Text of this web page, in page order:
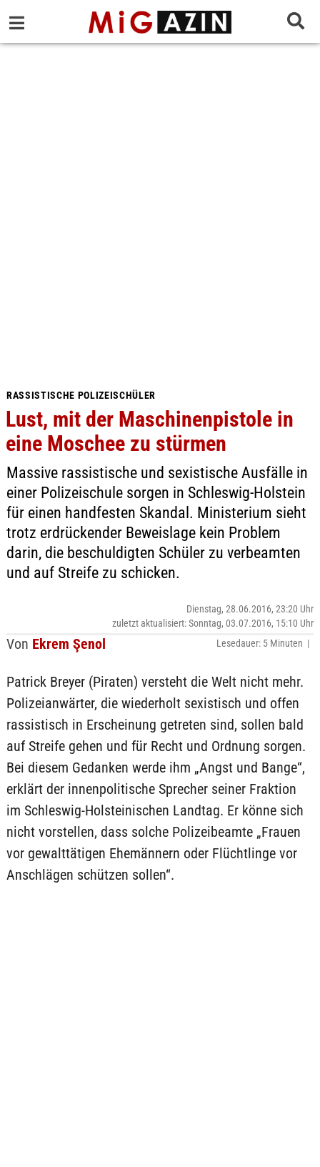
RASSISTISCHE POLIZEISCHÜLER
Lust, mit der Maschinenpistole in
eine Moschee zu stürmen
Massive rassistische und sexistische Ausfälle in
einer Polizeischule sorgen in Schleswig-Holstein
für einen handfesten Skandal. Ministerium sieht
trotz erdrückender Beweislage kein Problem
darin, die beschuldigten Schüler zu verbeamten
und auf Streife zu schicken.
Von Ekrem Şenol
Dienstag, 28.06.2016, 23:20 Uhr
zuletzt aktualisiert: Sonntag, 03.07.2016, 15:10 Uhr
Lesedauer: 5 Minuten |
Patrick Breyer (Piraten) versteht die Welt nicht mehr.
Polizeianwärter, die wiederholt sexistisch und offen
rassistisch in Erscheinung getreten sind, sollen bald
auf Streife gehen und für Recht und Ordnung sorgen.
Bei diesem Gedanken werde ihm „Angst und Bange“,
erklärt der innenpolitische Sprecher seiner Fraktion
im Schleswig-Holsteinischen Landtag. Er könne sich
nicht vorstellen, dass solche Polizeibeamte „Frauen
vor gewalttätigen Ehemännern oder Flüchtlinge vor
Anschlägen schützen sollen“.